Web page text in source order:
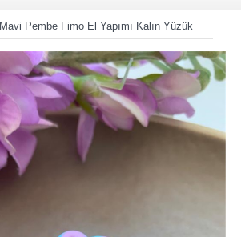
Mavi Pembe Fimo El Yapımı Kalın Yüzük